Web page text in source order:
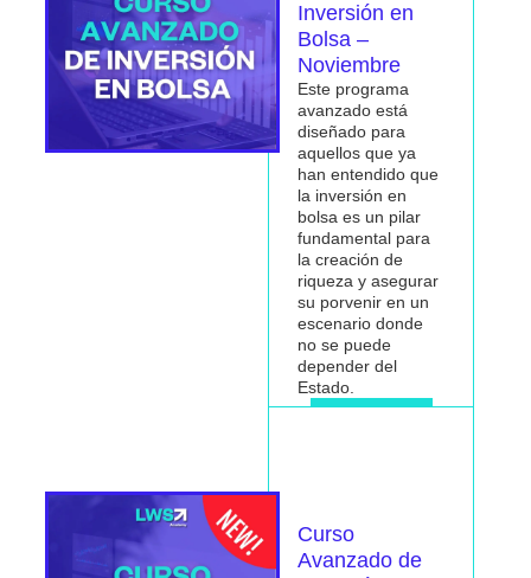
Inversión en
Bolsa –
Noviembre
Este programa
avanzado está
diseñado para
aquellos que ya
han entendido que
la inversión en
bolsa es un pilar
fundamental para
lacreación de
riqueza y asegurar
su porvenir en un
escenario donde
no se puede
depender del
Estado.
Curso
Avanzado de